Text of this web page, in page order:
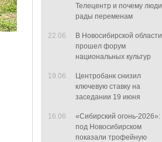
Телецентр и почему люди
рады переменам
22.06
В Новосибирской области
прошел форум
национальных культур
19.06
Центробанк снизил
ключевую ставку на
заседании 19 июня
16.06
«Сибирский огонь-2026»:
под Новосибирском
показали трофейную